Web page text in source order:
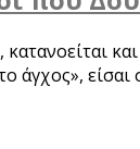
άγχος»,